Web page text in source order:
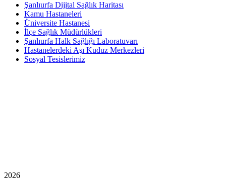
Şanlıurfa Dijital Sağlık Haritası
Kamu Hastaneleri
Üniversite Hastanesi
İlçe Sağlık Müdürlükleri
Şanlıurfa Halk Sağlığı Laboratuvarı
Hastanelerdeki Aşı Kuduz Merkezleri
Sosyal Tesislerimiz
2026